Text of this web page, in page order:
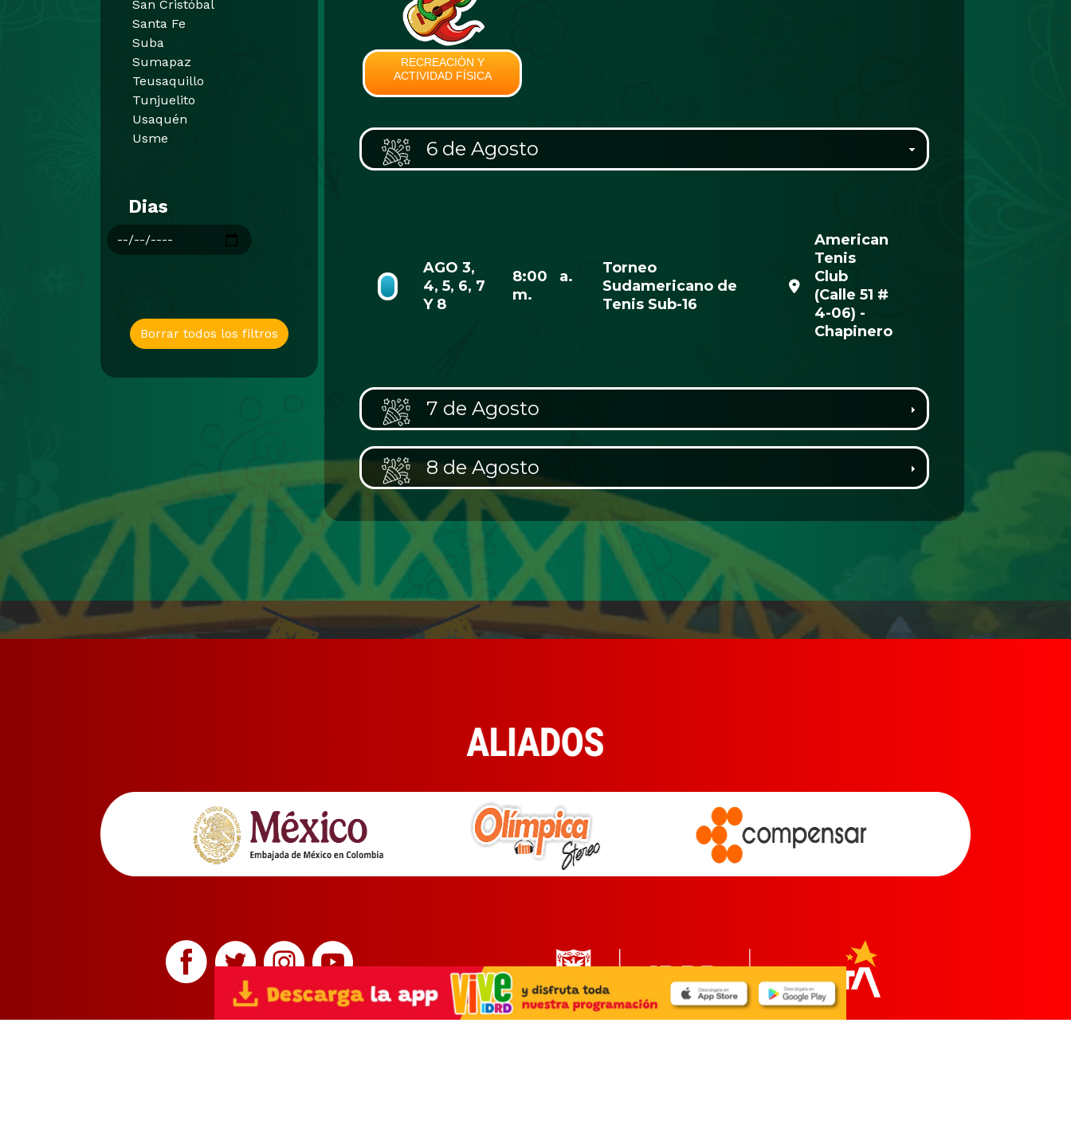
San Cristóbal
Santa Fe
Suba
Sumapaz
Teusaquillo
Tunjuelito
Usaquén
Usme
Dias
Borrar todos los filtros
RECREACIÓN Y
ACTIVIDAD FÍSICA
6 de Agosto
AGO 3,
4, 5, 6, 7
Y 8
8:00 a.
m.
Torneo
Sudamericano de
Tenis Sub-16
American
Tenis
Club
(Calle 51 #
4-06) -
Chapinero
7 de Agosto
8 de Agosto